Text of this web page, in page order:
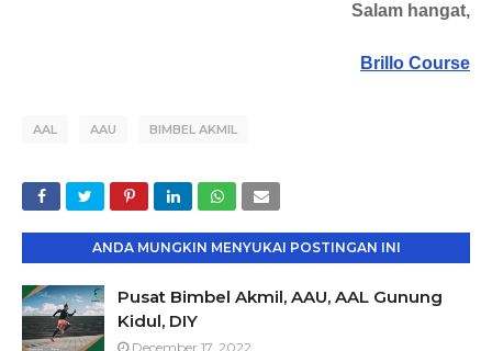
Salam hangat,
Brillo Course
AAL AAU BIMBEL AKMIL
ANDA MUNGKIN MENYUKAI POSTINGAN INI
Pusat Bimbel Akmil, AAU, AAL Gunung
Kidul, DIY
December 17, 2022